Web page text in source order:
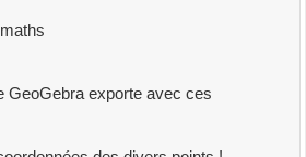
GeoGebra exporte avec ces